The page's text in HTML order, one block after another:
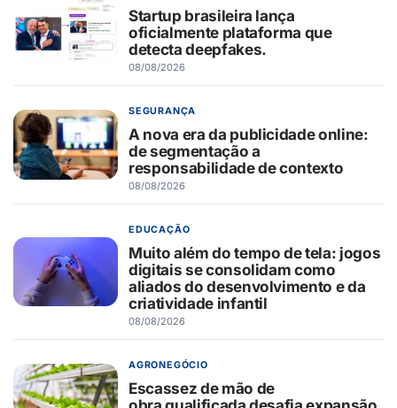
Startup brasileira lança
oficialmente plataforma que
detecta deepfakes.
08/08/2026
SEGURANÇA
A nova era da publicidade online:
de segmentação a
responsabilidade de contexto
08/08/2026
EDUCAÇÃO
Muito além do tempo de tela: jogos
digitais se consolidam como
aliados do desenvolvimento e da
criatividade infantil
08/08/2026
AGRONEGÓCIO
Escassez de mão de